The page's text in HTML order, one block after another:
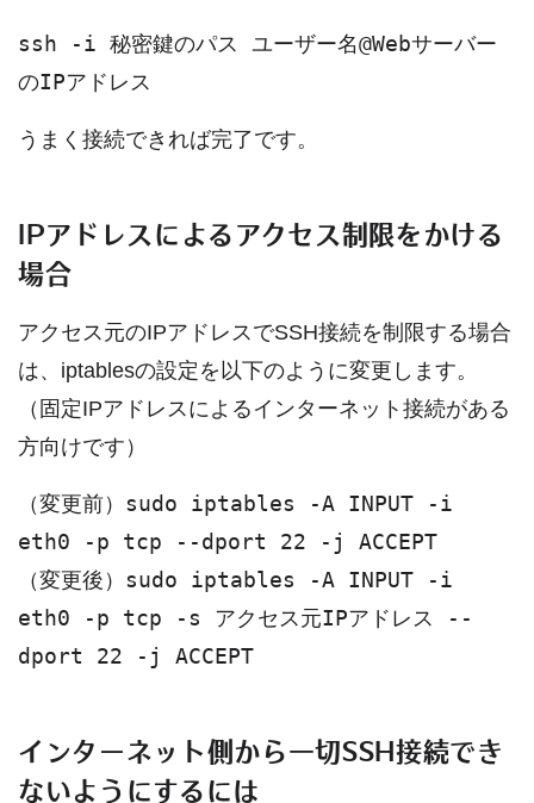
ssh -i 秘密鍵のパス ユーザー名@Webサーバー
のIPアドレス
うまく接続できれば完了です。
IPアドレスによるアクセス制限をかける
場合
アクセス元のIPアドレスでSSH接続を制限する場合
は、iptablesの設定を以下のように変更します。
（固定IPアドレスによるインターネット接続がある
方向けです）
（変更前） sudo iptables -A INPUT -i
eth0 -p tcp --dport 22 -j ACCEPT
（変更後） sudo iptables -A INPUT -i
eth0 -p tcp -s アクセス元IPアドレス --
dport 22 -j ACCEPT
インターネット側から一切SSH接続でき
ないようにするには